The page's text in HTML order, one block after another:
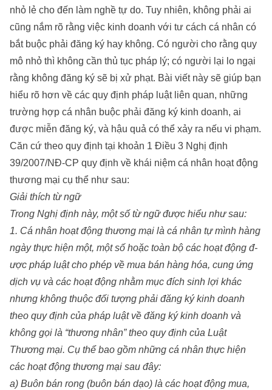
nhỏ lẻ cho đến làm nghề tự do. Tuy nhiên, không phải ai
cũng nắm rõ rằng việc kinh doanh với tư cách cá nhân có
bắt buộc phải đăng ký hay không. Có người cho rằng quy
mô nhỏ thì không cần thủ tục pháp lý; có người lại lo ngại
rằng không đăng ký sẽ bị xử phạt. Bài viết này sẽ giúp bạn
hiểu rõ hơn về các quy định pháp luật liên quan, những
trường hợp cá nhân buộc phải đăng ký kinh doanh, ai
được miễn đăng ký, và hậu quả có thể xảy ra nếu vi phạm.
Căn cứ theo quy định tại khoản 1 Điều 3 Nghị định
39/2007/NĐ-CP quy định về khái niệm cá nhân hoạt động
thương mại cụ thể như sau:
Giải thích từ ngữ
Trong Nghị định này, một số từ ngữ đ­ược hiểu nh­ư sau:
1. Cá nhân hoạt động th­ương mại là cá nhân tự mình hàng
ngày thực hiện một, một số hoặc toàn bộ các hoạt động đ­
ược pháp luật cho phép về mua bán hàng hóa, cung ứng
dịch vụ và các hoạt động nhằm mục đích sinh lợi khác
như­ng không thuộc đối t­ượng phải đăng ký kinh doanh
theo quy định của pháp luật về đăng ký kinh doanh và
không gọi là “th­ương nhân” theo quy định của Luật
Thương mại. Cụ thể bao gồm những cá nhân thực hiện
các hoạt động th­ương mại sau đây:
a) Buôn bán rong (buôn bán dạo) là các hoạt động mua,